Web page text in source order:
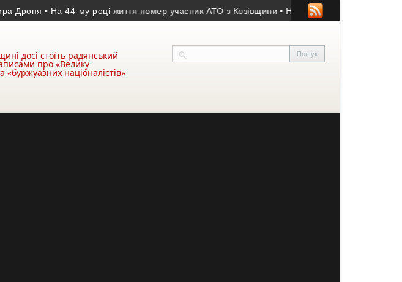
• На 44-му році життя помер учасник АТО з Козівщини • На Зборівщині безвісти зник
досі стоїть радянський
про «Велику
«буржуазних націоналістів»